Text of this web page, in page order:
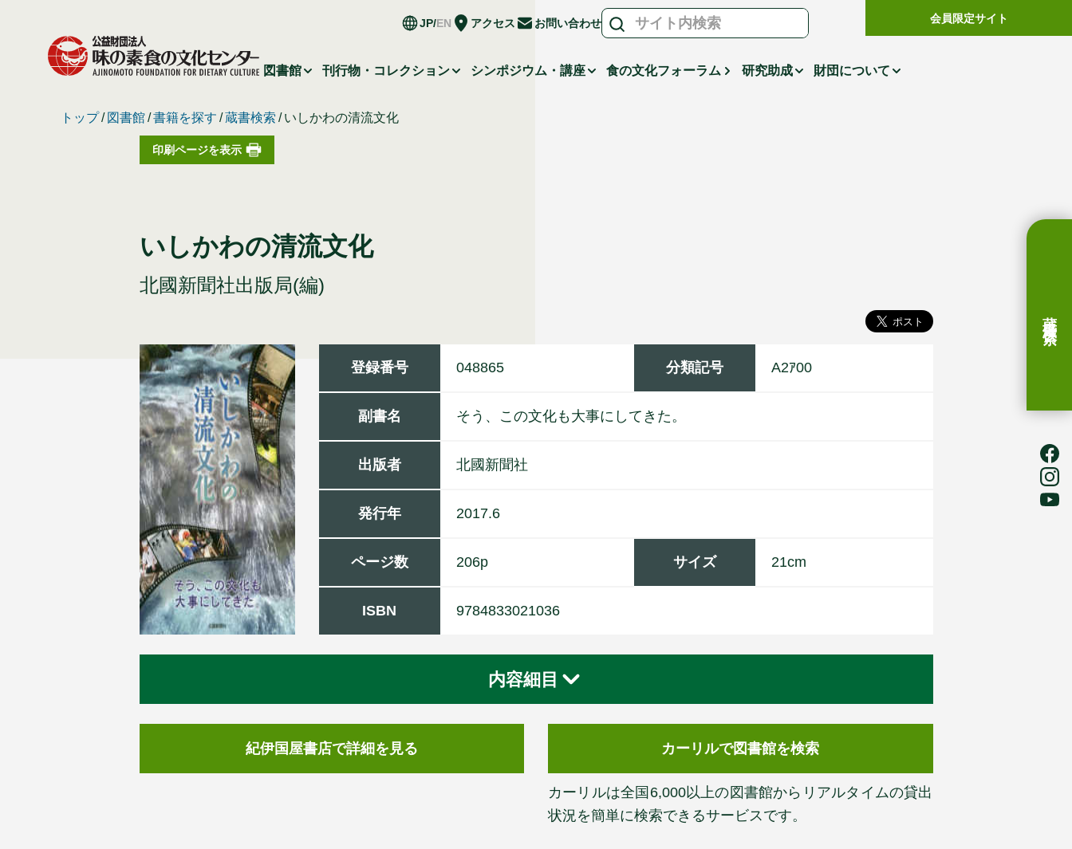
JP EN アクセス お問い合わせ
図書館 刊行物・コレクション シンポジウム・講座 食の文化フォーラム 研究助成 財団について
会員限定サイト
蔵書検索
トップ 図書館 書籍を探す 蔵書検索 いしかわの清流文化
印刷ページを表示
いしかわの清流文化
北國新聞社出版局(編)
登録番号 048865 分類記号 A2ｱ00
副書名 そう、この文化も大事にしてきた。
出版者 北國 新聞社
発行年 2017.6
ページ数 206p サイズ 21cm
ISBN 9784833021036
内容細目
紀伊国屋書店で詳細を見る カーリルで図書館を検索
カーリルは全国6,000以上の図書館からリアルタイムの貸出
状況を簡単に検索できるサービスです。